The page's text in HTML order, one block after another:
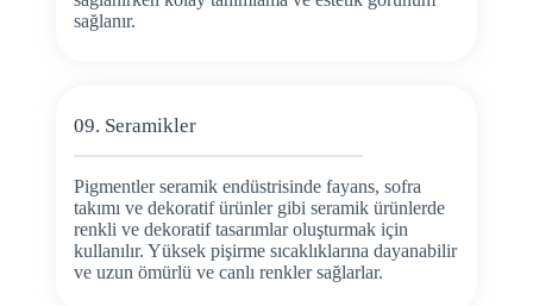
sağlanır.
09. Seramikler
Pigmentler seramik endüstrisinde fayans, sofra
takımı ve dekoratif ürünler gibi seramik ürünlerde
renkli ve dekoratif tasarımlar oluşturmak için
kullanılır. Yüksek pişirme sıcaklıklarına dayanabilir
ve uzun ömürlü ve canlı renkler sağlarlar.